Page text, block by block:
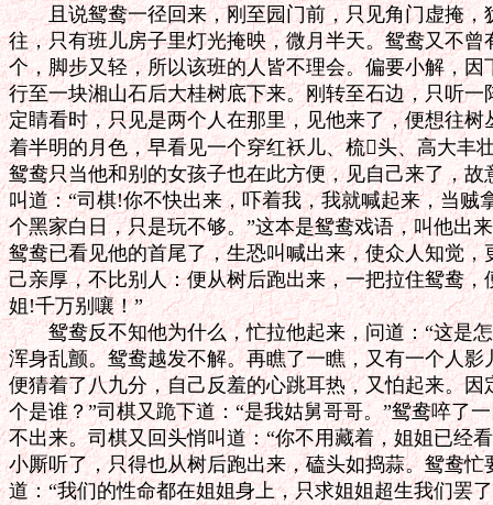
且说鸳鸯一径回来，刚至园门前，只见角门虚掩，
往，只有班儿房子里灯光掩映，微月半天。鸳鸯又不
个，脚步又轻，所以该班的人皆不理会。偏要小解，
行至一块湘山石后大桂树底下来。刚转至石边，只听
定睛看时，只见是两个人在那里，见他来了，便想往
着半明的月色，早看见一个穿红袄儿、梳头、高大丰
鸳鸯只当他和别的女孩子也在此方便，见自己来了，
叫道：“司棋!你不快出来，吓着我，我就喊起来，当贼
个黑家白日，只是玩不够。”这本是鸳鸯戏语，叫他出
鸳鸯已看见他的首尾了，生恐叫喊出来，使众人知觉
己亲厚，不比别人：便从树后跑出来，一把拉住鸳鸯，
姐!千万别嚷！”
鸳鸯反不知他为什么，忙拉他起来，问道：“这是怎
浑身乱颤。鸳鸯越发不解。再瞧了一瞧，又有一个人
便猜着了八九分，自己反羞的心跳耳热，又怕起来。因
个是谁？”司棋又跪下道：“是我姑舅哥哥。”鸳鸯啐了
不出来。司棋又回头悄叫道：“你不用藏着，姐姐已经
小厮听了，只得也从树后跑出来，磕头如捣蒜。鸳鸯
道：“我们的性命都在姐姐身上，只求姐姐超生我们罢